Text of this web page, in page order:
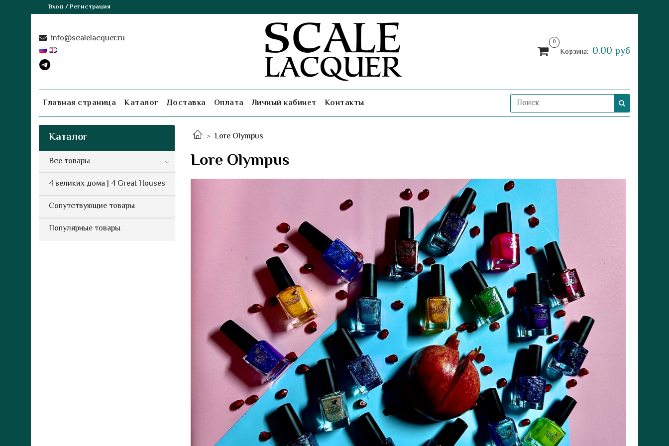
Вход / Регистрация
info@scalelacquer.ru 0
Корзина: 0.00 руб
Главная страница Каталог Доставка Оплата Личный кабинет Контакты
Lore Olympus
Lore Olympus
Каталог
Все товары
4 великих дома | 4 Great Houses
Сопутствующие товары
Популярные товары